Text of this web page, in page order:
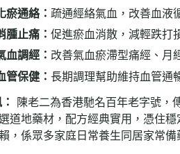
瘀通絡：疏通經絡氣血，改善血液
腫止痛：促進瘀血消散，減輕跌打
血調經： 改善氣血瘀滯型痛經、月
保健：長期調理幫助維持血管通
陳老二為香港馳名百年老字號，
道地藥材，配方經典實用，憑住
，係眾多家庭日常養生同居家常備